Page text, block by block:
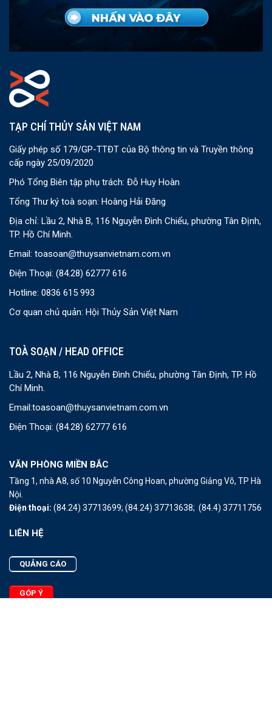
TẠP CHÍ THỦY SẢN VIỆT NAM
Giấy phép số 179/GP-TTĐT của Bộ thông tin và Truyền thông
cấp ngày 25/09/2020
Phó Tổng Biên tập phụ trách: Đỗ Huy Hoàn
Tổng Thư ký toà soạn: Hoàng Hải Đăng
Địa chỉ: Lầu 2, Nhà B, 116 Nguyễn Đình Chiểu, phường Tân Định,
TP. Hồ Chí Minh.
Email: toasoan@thuysanvietnam.com.vn
Điện Thoại: (84.28) 62777 616
Hotline: 0836 615 993
Cơ quan chủ quản: Hội Thủy Sản Việt Nam
TOÀ SOẠN / HEAD OFFICE
Lầu 2, Nhà B, 116 Nguyễn Đình Chiểu, phường Tân Định, TP. Hồ
Chí Minh.
Email:toasoan@thuysanvietnam.com.vn
Điện Thoại: (84.28) 62777 616
VĂN PHÒNG MIỀN BẮC
Tầng 1, nhà A8, số 10 Nguyễn Công Hoan, phường Giảng Võ, TP Hà
Nội.
Điện thoại: (84.24) 37713699; (84.24) 37713638; (84.4) 37711756
LIÊN HỆ
QUẢNG CÁO
GÓP Ý